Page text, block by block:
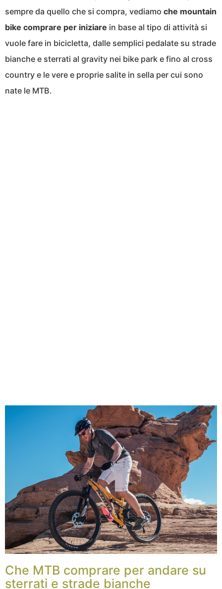
sempre da quello che si compra, vediamo che mountain
bike comprare per iniziare in base al tipo di attività si
vuole fare in bicicletta, dalle semplici pedalate su strade
bianche e sterrati al gravity nei bike park e fino al cross
country e le vere e proprie salite in sella per cui sono
nate le MTB.
Che MTB comprare per andare su
sterrati e strade bianche